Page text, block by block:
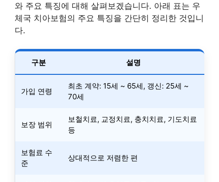
와 주요 특징에 대해 살펴보겠습니다. 아래 표는 우
체국 치아보험의 주요 특징을 간단히 정리한 것입니
다.
구분 설명
가입 연령
최초 계약: 15세 ~ 65세, 갱신: 25세 ~
70세
보장 범위
보철치료, 교정치료, 충치치료, 기도치료
등
보험료 수
준
상대적으로 저렴한 편